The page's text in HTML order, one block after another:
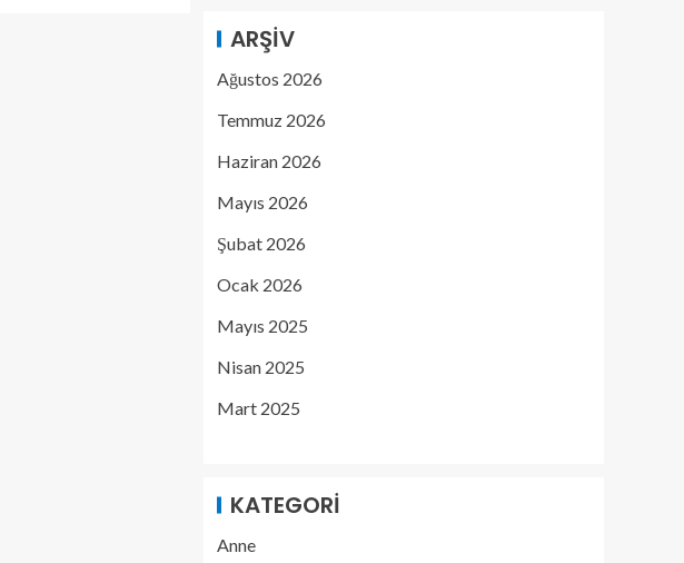
ARŞIV
Ağustos 2026
Temmuz 2026
Haziran 2026
Mayıs 2026
Şubat 2026
Ocak 2026
Mayıs 2025
Nisan 2025
Mart 2025
KATEGORI
Anne